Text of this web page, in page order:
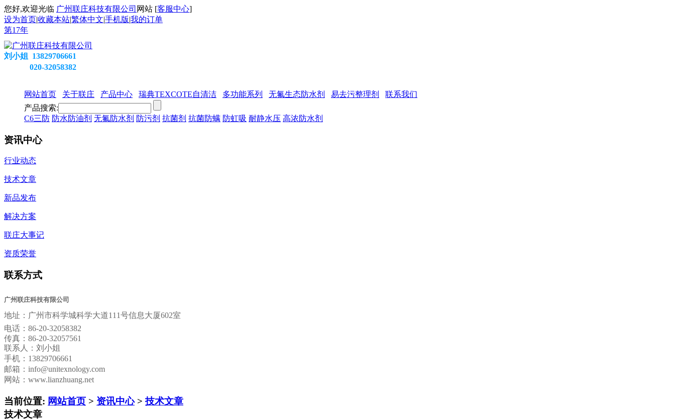
您好,欢迎光临 广州联庄科技有限公司 网站 [客服中心]
设为首页|收藏本站|繁体中文|手机版|我的订单
第17年
刘小姐 13829706661
020-32058382
网站首页 关于联庄 产品中心 瑞典TEXCOTE自清洁 多功能系列 无氟生态防水剂 易去污整理剂
联系我们
产品搜索:
C6三防 防水防油剂 无氟防水剂 防污剂 抗菌剂 抗菌防螨 防虹吸 耐静水压 高浓防水剂
资讯中心
行业动态
技术文章
新品发布
解决方案
联庄大事记
资质荣誉
联系方式
广州联庄科技有限公司
地址： 广州市科学城科学大道111号信息大厦602室
电话： 86-20-32058382
传真： 86-20-32057561
联系人：刘小姐
手机：13829706661
邮箱： info@unitexnology.com
网站：www.lianzhuang.net
当前位置: 网站首页 > 资讯中心>技术文章
技术文章